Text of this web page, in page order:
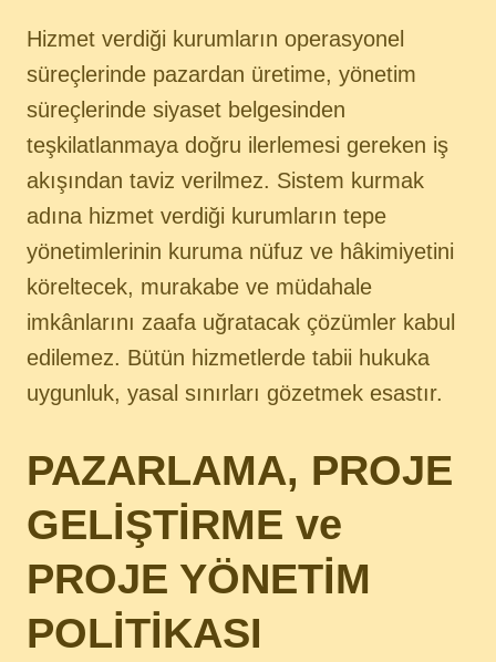
Hizmet verdiği kurumların operasyonel
süreçlerinde pazardan üretime, yönetim
süreçlerinde siyaset belgesinden
teşkilatlanmaya doğru ilerlemesi gereken iş
akışından taviz verilmez. Sistem kurmak
adına hizmet verdiği kurumların tepe
yönetimlerinin kuruma nüfuz ve hâkimiyetini
köreltecek, murakabe ve müdahale
imkânlarını zaafa uğratacak çözümler kabul
edilemez. Bütün hizmetlerde tabii hukuka
uygunluk, yasal sınırları gözetmek esastır.
PAZARLAMA, PROJE
GELİŞTİRME ve
PROJE YÖNETİM
POLİTİKASI